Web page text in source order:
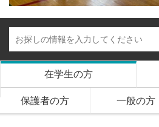
在学生の方
保護者の方 一般の方